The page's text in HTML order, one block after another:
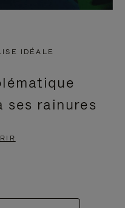
IDÉALE
ses rainures